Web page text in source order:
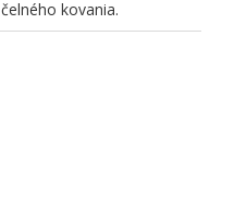
čelného kovania.